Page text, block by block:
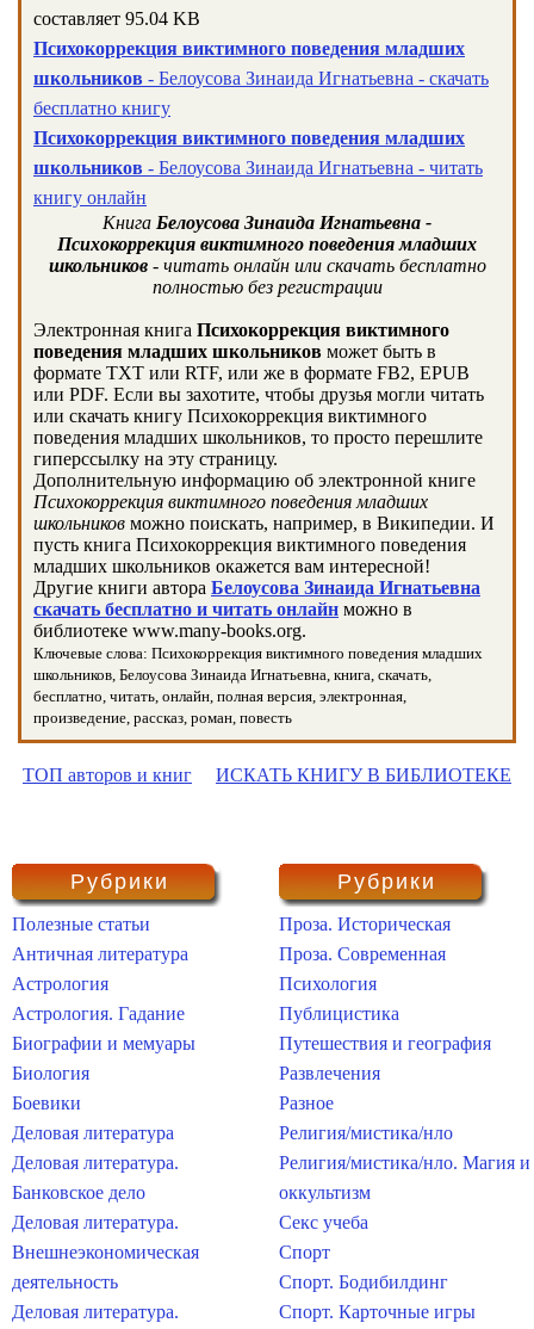
составляет 95.04 KB
Психокоррекция виктимного поведения младших
школьников - Белоусова Зинаида Игнатьевна - скачать
бесплатно книгу
Психокоррекция виктимного поведения младших
школьников - Белоусова Зинаида Игнатьевна - читать
книгу онлайн
Книга Белоусова Зинаида Игнатьевна -
Психокоррекция виктимного поведения младших
школьников- читать онлайн или скачать бесплатно
полностью без регистрации
Электронная книга Психокоррекция виктимного
поведения младших школьников может быть в
формате TXT или RTF, или же в формате FB2, EPUB
или PDF. Если вы захотите, чтобы друзья могли читать
или скачать книгу Психокоррекция виктимного
поведения младших школьников, то просто перешлите
гиперссылку на эту страницу.
Дополнительную информацию об электронной книге
Психокоррекция виктимного поведения младших
школьников можно поискать, например, в Википедии. И
пусть книга Психокоррекция виктимного поведения
младших школьников окажется вам интересной!
Другие книги автора Белоусова Зинаида Игнатьевна
скачать бесплатно и читать онлайн можно в
библиотеке www.many-books.org.
Ключевые слова: Психокоррекция виктимного поведения младших
школьников, Белоусова Зинаида Игнатьевна, книга, скачать,
бесплатно, читать, онлайн, полная версия, электронная,
произведение, рассказ, роман, повесть
ТОП авторов и книг ИСКАТЬ КНИГУ В БИБЛИОТЕКЕ
Рубрики
Полезные статьи
Античная литература
Астрология
Астрология. Гадание
Биографии и мемуары
Биология
Боевики
Деловая литература
Деловая литература.
Банковское дело
Деловая литература.
Внешнеэкономическая
деятельность
Деловая литература.
Рубрики
Проза. Историческая
Проза. Современная
Психология
Публицистика
Путешествия и география
Развлечения
Разное
Религия/мистика/нло
Религия/мистика/нло. Магия и
оккультизм
Секс учеба
Спорт
Спорт. Бодибилдинг
Спорт. Карточные игры